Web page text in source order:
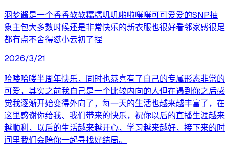
羽梦酱是一个香香软软糯糯叽叽啪啦噗噗可可爱爱的SNP抽
象主包大多数时候还是非常快乐的新衣服也很好看邻家感很足
都有点不舍得怼小云初了捏
2026/3/21
哈喽哈喽半周年快乐，同时也恭喜有了自己的专属形态非常的
可爱，其实之前我自己是一个比较内向的人但在遇到你之后感
觉我逐渐开始变得外向了，每一天的生活也越来越丰富了，在
这里感谢你给我、我们带来的快乐，祝你以后的直播生涯越来
越顺利，以后的生活越来越开心，学习越来越好，接下来的时
间里我们会陪你一起寻找好结局。